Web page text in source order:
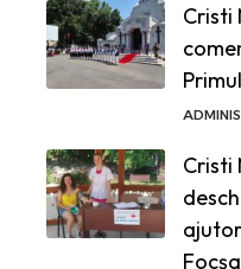
Cristi
Cristi